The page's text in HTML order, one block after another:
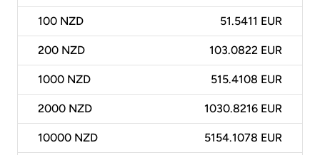
100 NZD 51.5411 EUR
200 NZD 103.0822 EUR
1000 NZD 515.4108 EUR
2000 NZD 1030.8216 EUR
10000 NZD 5154.1078 EUR